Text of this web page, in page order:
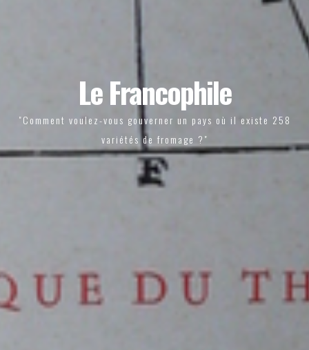
Le Francophile
"Comment voulez-vous gouverner un pays où il existe 258
variétés de fromage ?"